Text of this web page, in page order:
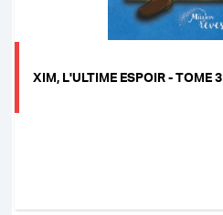
XIM, L'ULTIME ESPOIR - TOME 3